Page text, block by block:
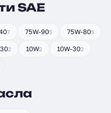
SAE
7 75W-905 75W-805
2 10W2 10W-302